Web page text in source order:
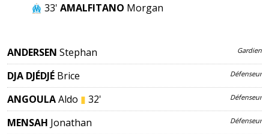
33' AMALFITANO Morgan
ANDERSEN Stephan Gardien
DJA DJÉDJÉ Brice Défenseur
ANGOULAAldo ▮ 32' Défenseur
MENSAH Jonathan Défenseur